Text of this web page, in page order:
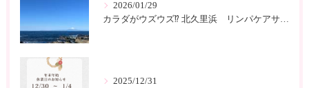
2026/01/29
カラダがウズウズ⁉️ 北久里浜 リンパケアサロンc-class
2025/12/31